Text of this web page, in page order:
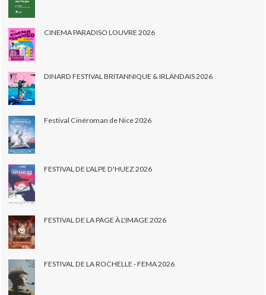
CINEMA PARADISO LOUVRE 2026
DINARD FESTIVAL BRITANNIQUE & IRLANDAIS 2026
Festival Cinéroman de Nice 2026
FESTIVAL DE L'ALPE D'HUEZ 2026
FESTIVAL DE LA PAGE À L'IMAGE 2026
FESTIVAL DE LA ROCHELLE - FEMA 2026